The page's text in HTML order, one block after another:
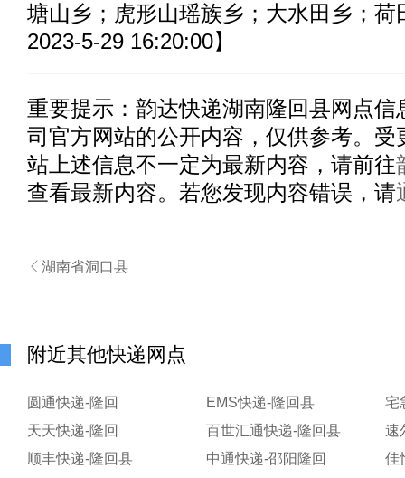
塘山乡；虎形山瑶族乡；大水田乡；荷
2023-5-29 16:20:00】
重要提示： 韵达快递湖南隆回县网点信
司官方网站的公开内容，仅供参考。受
站上述信息不一定为最新内容，请前往
查看最新内容。若您发现内容错误，请
 湖南省洞口县
附近其他快递网点
圆通快递-隆回 EMS快递-隆回县
宅
天天快递-隆回
百世汇通快递-隆回县
速
顺丰快递-隆回县
中通快递-邵阳隆回